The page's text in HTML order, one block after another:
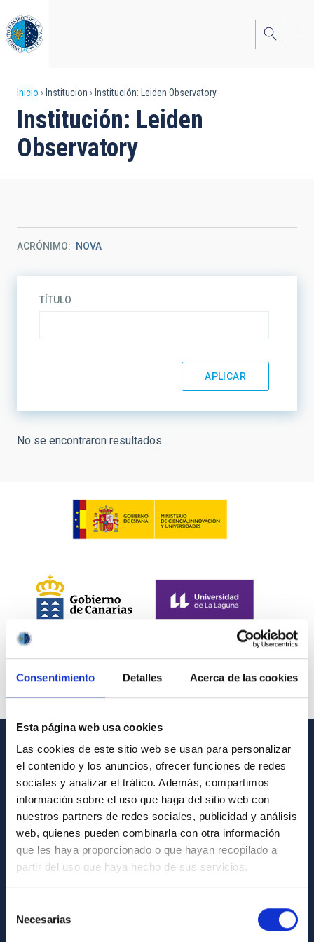
Consentimiento Detalles Acerca de las cookies
Esta página web usa cookies
Las cookies de este sitio web se usan para personalizar
el contenido y los anuncios, ofrecer funciones de redes
sociales y analizar el tráfico. Además, compartimos
información sobre el uso que haga del sitio web con
nuestros partners de redes sociales, publicidad y análisis
web, quienes pueden combinarla con otra información
que les haya proporcionado o que hayan recopilado a
partir del uso que haya hecho de sus servicios.
Necesarias
al
contenido
principal
Sobrescribir
enlaces
de
navegación
Inicio Institucion Institución: Leiden Observatory
Institución: Leiden
Observatory
ACRÓNIMO NOVA
TÍTULO
No se encontraron resultados.
INFORMACIÓN GENERAL
Contacto
Cómo llegar al IAC
Directorio de personal
Biblioteca
Registro general
INFORMACIÓN INSTITUCIONAL